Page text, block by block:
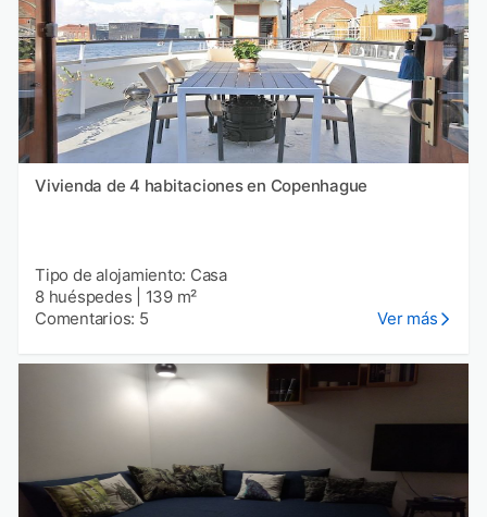
Vivienda de 4 habitaciones en Copenhague
Tipo de alojamiento: Casa
8 huéspedes
139 m²
Comentarios: 5
Ver más